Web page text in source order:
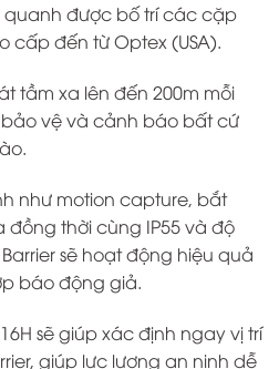
quanh được bố trí các cặp
cấp đến từ Optex (USA).
tầm xa lên đến 200m mỗi
vệ và cảnh báo bất cứ
như motion capture, bắt
thời cùng IP55 và độ
sẽ hoạt động hiệu quả
báo động giả.
sẽ giúp xác định ngay vị trí
giúp lực lượng an ninh dễ